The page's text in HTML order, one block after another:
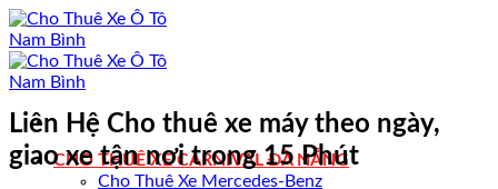
Bỏ
qua
nội
dung
CHO THUÊ XE CARNIVAL ĐÀ NẴNG
Cho Thuê Xe Mercedes-Benz
Liên Hệ Cho thuê xe máy theo ngày,
giao xe tận nơi trong 15 Phút